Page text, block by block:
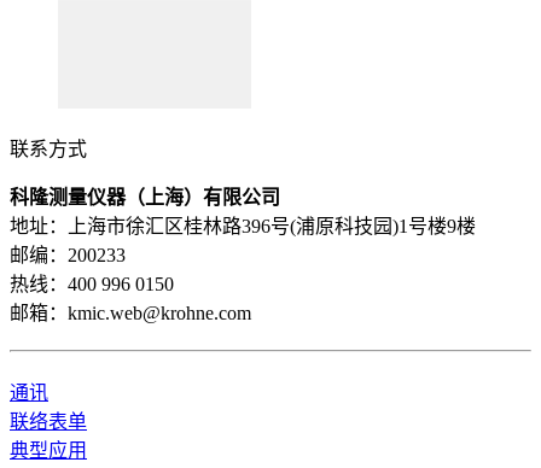
联系方式
科隆测量仪器（上海）有限公司
地址：上海市徐汇区桂林路396号(浦原科技园)1号楼9楼
邮编：200233
热线：400 996 0150
邮箱：kmic.web@krohne.com
通讯
联络表单
典型应用